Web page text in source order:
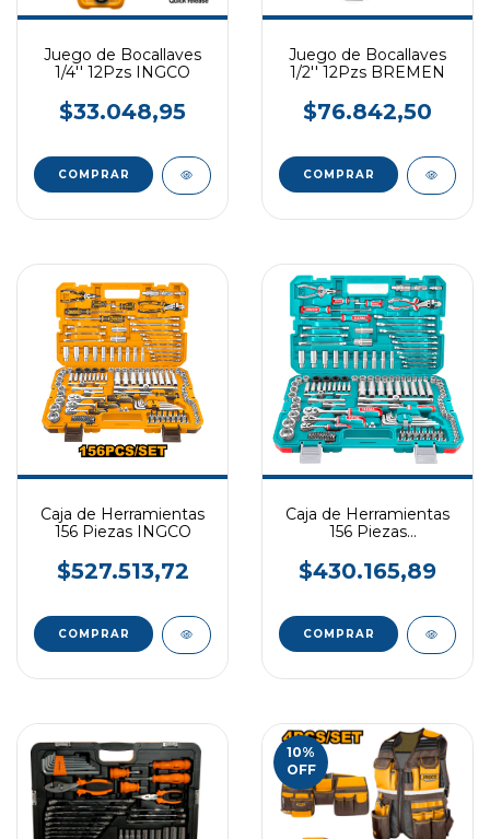
Juego de Bocallaves
1/4'' 12Pzs INGCO
$33.048,95
Juego de Bocallaves
1/2'' 12Pzs BREMEN
$76.842,50
Caja de Herramientas
156 Piezas INGCO
$527.513,72
Caja de Herramientas
156 Piezas
$430.165,89
10%
OFF